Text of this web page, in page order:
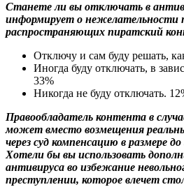
Станете ли вы отключать в
информирует о нежелательности
распространяющих пиратский
Отключу и сам буду решать,
Иногда буду отключать, в
33%
Никогда не буду отключать.
Правообладатель контента в
может вместо возмещения
через суд компенсацию в размере
Хотели бы вы использовать
антивируса во избежание
преступлении, которое влечет